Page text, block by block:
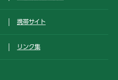
携帯サイト
リンク集